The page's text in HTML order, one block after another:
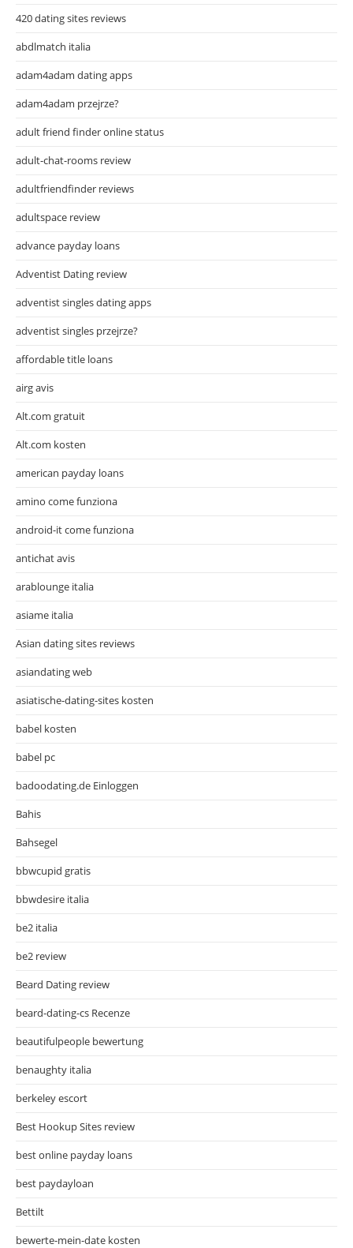
420 dating sites reviews
abdlmatch italia
adam4adam dating apps
adam4adam przejrze?
adult friend finder online status
adult-chat-rooms review
adultfriendfinder reviews
adultspace review
advance payday loans
Adventist Dating review
adventist singles dating apps
adventist singles przejrze?
affordable title loans
airg avis
Alt.com gratuit
Alt.com kosten
american payday loans
amino come funziona
android-it come funziona
antichat avis
arablounge italia
asiame italia
Asian dating sites reviews
asiandating web
asiatische-dating-sites kosten
babel kosten
babel pc
badoodating.de Einloggen
Bahis
Bahsegel
bbwcupid gratis
bbwdesire italia
be2 italia
be2 review
Beard Dating review
beard-dating-cs Recenze
beautifulpeople bewertung
benaughty italia
berkeley escort
Best Hookup Sites review
best online payday loans
best paydayloan
Bettilt
bewerte-mein-date kosten